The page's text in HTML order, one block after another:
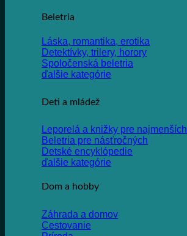
Beletria
Láska, romantika, erotika
Detektívky, trilery, horory
Spoločenská beletria
ďalšie kategórie
Deti a mládež
Leporelá a knižky pre najmenších
Beletria pre násťročných
Detské encyklópedie
ďalšie kategórie
Dom a hobby
Záhrada a domov
Cestovanie